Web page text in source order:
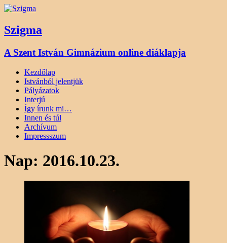
Szigma
A Szent István Gimnázium online diáklapja
Kezdőlap
Istvánból jelentjük
Pályázatok
Interjú
Így írunk mi…
Innen és túl
Archívum
Impressszum
Nap: 2016.10.23.